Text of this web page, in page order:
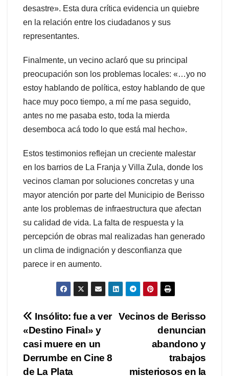
desastre». Esta dura crítica evidencia un quiebre
en la relación entre los ciudadanos y sus
representantes.
Finalmente, un vecino aclaró que su principal
preocupación son los problemas locales: «…yo no
estoy hablando de política, estoy hablando de que
hace muy poco tiempo, a mí me pasa seguido,
antes no me pasaba esto, toda la mierda
desemboca acá todo lo que está mal hecho».
Estos testimonios reflejan un creciente malestar
en los barrios de La Franja y Villa Zula, donde los
vecinos claman por soluciones concretas y una
mayor atención por parte del Municipio de Berisso
ante los problemas de infraestructura que afectan
su calidad de vida. La falta de respuesta y la
percepción de obras mal realizadas han generado
un clima de indignación y desconfianza que
parece ir en aumento.
Navegación
de
entradas
Vecinos de Berisso
denuncian
abandono y
trabajos
misteriosos en la
Insólito: fue a ver
«Destino Final» y
casi muere en un
Derrumbe en Cine 8
de La Plata